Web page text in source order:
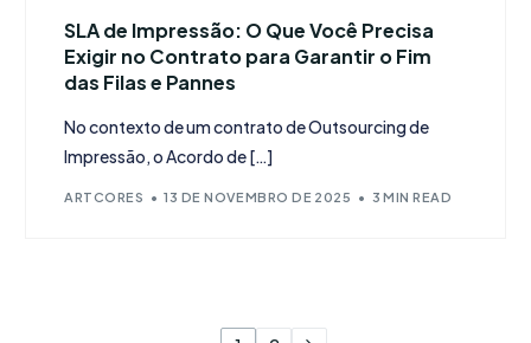
SLA de Impressão: O Que Você Precisa
Exigir no Contrato para Garantir o Fim
das Filas e Pannes
No contexto de um contrato de Outsourcing de
Impressão, o Acordo de […]
ARTCORES 13 DE NOVEMBRO DE 2025 3 MIN READ